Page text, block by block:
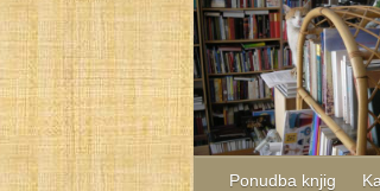
Ponudba knjig